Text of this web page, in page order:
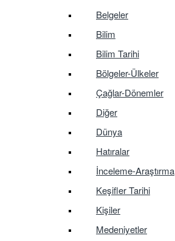
Belgeler
Bilim
Bilim Tarihi
Bölgeler-Ülkeler
Çağlar-Dönemler
Diğer
Dünya
Hatıralar
İnceleme-Araştırma
Keşifler Tarihi
Kişiler
Medeniyetler